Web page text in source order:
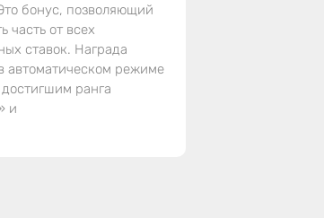
бонус, позволяющий
часть от всех
ставок. Награда
автоматическом режиме
ранга
и